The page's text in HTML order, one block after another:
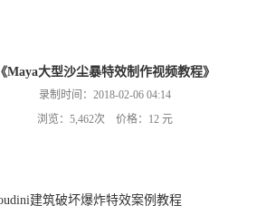
《Maya大型沙尘暴特效制作视频教程》
录制时间：2018-02-06 04:14
浏览：5,462次 价格：12 元